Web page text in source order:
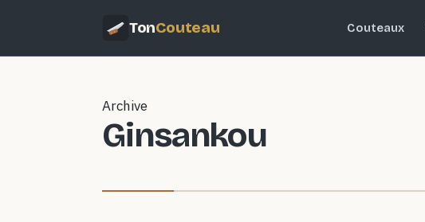
TonCouteau Couteaux
Archive
Ginsankou